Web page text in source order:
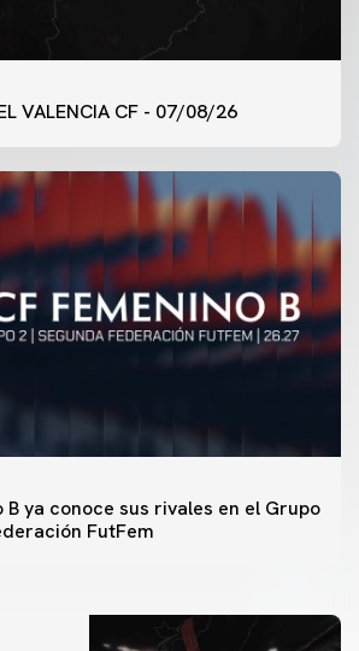
VALENCIA CF - 07/08/26
B ya conoce sus rivales en el Grupo
FutFem
DEL VALENCIA CF 7/8/2026